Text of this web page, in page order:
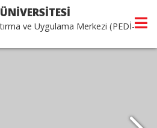
ve Uygulama Merkezi (PEDİ-